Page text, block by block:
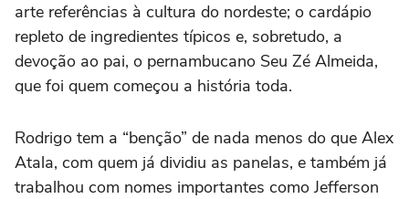
arte referências à cultura do nordeste; o cardápio
repleto de ingredientes típicos e, sobretudo, a
devoção ao pai, o pernambucano Seu Zé Almeida,
que foi quem começou a história toda.
Rodrigo tem a “benção” de nada menos do que Alex
Atala, com quem já dividiu as panelas, e também já
trabalhou com nomes importantes como Jefferson